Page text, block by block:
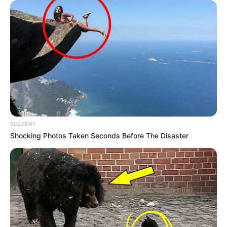
Cenário das doenças respiratórias
Para enfrentar as doenças respiratórias na capital, a Prefeitura de
Belo Horizonte conta com um plano de enfrentamento ativado
BUZZDAY
Shocking Photos Taken Seconds Before The Disaster